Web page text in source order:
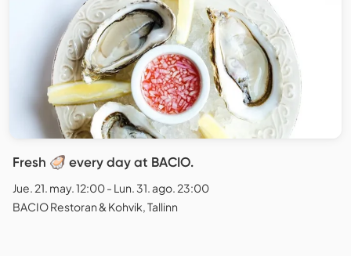
Fresh 🦪 every day at BACIO.
Jue. 21. may. 12:00 - Lun. 31. ago. 23:00
BACIO Restoran & Kohvik, Tallinn